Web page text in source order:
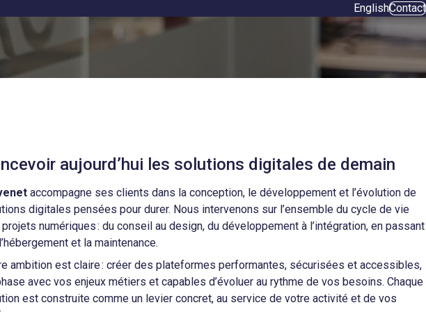
EnglishContact
aujourd’hui les solutions digitales de demain
accompagne ses clients dans la conception, le développement et l’évolution de
digitales pensées pour durer. Nous intervenons sur l’ensemble du cycle de vie
numériques : du conseil au design, du développement à l’intégration, en passant
et la maintenance.
ambition est claire : créer des plateformes performantes, sécurisées et accessibles,
avec vos enjeux métiers et capables d’évoluer au rythme de vos besoins. Chaque
est construite comme un levier concret, au service de votre activité et de vos